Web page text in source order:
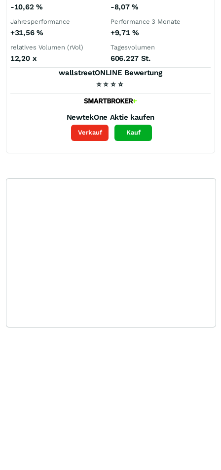
-10,62 % -8,07%
Jahresperformance
+31,56 %
Performance 3 Monate
+9,71%
relatives Volumen (rVol)
12,20 x
Tagesvolumen
606.227 St.
wallstreetONLINE Bewertung
⭐ ⭐ ⭐ ⭐
NewtekOne Aktie kaufen
Verkauf Kauf